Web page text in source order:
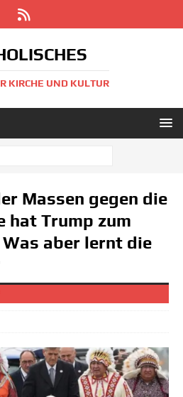
KIRCHE UND KULTUR
Massen gegen die
hat Trump zum
aber lernt die